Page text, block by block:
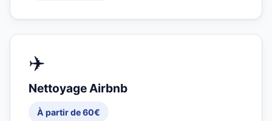
✈️
Nettoyage Airbnb
À partir de 60€